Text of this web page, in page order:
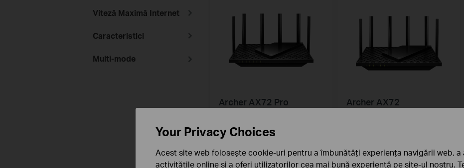
Viteză Maximă Internet
Caracteristici
Multi-mode
Archer AX72 Pro Archer AX72
Your Privacy Choices
Acest site web folosește cookie-uri pentru a îmbunătăți experiența navigării web, a
activitățile online și a oferi utilizatorilor cea mai bună experiență pe site-ul nostru.